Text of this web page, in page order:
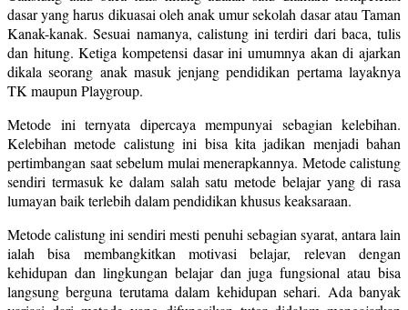
dasar yang harus dikuasai oleh anak umur sekolah dasar atau Taman
Kanak-kanak. Sesuai namanya, calistung ini terdiri dari baca, tulis
dan hitung. Ketiga kompetensi dasar ini umumnya akan di ajarkan
dikala seorang anak masuk jenjang pendidikan pertama layaknya
TK maupun Playgroup.
Metode ini ternyata dipercaya mempunyai sebagian kelebihan.
Kelebihan metode calistung ini bisa kita jadikan menjadi bahan
pertimbangan saat sebelum mulai menerapkannya. Metode calistung
sendiri termasuk ke dalam salah satu metode belajar yang di rasa
lumayan baik terlebih dalam pendidikan khusus keaksaraan.
Metode calistung ini sendiri mesti penuhi sebagian syarat, antara lain
ialah bisa membangkitkan motivasi belajar, relevan dengan
kehidupan dan lingkungan belajar dan juga fungsional atau bisa
langsung berguna terutama dalam kehidupan sehari. Ada banyak